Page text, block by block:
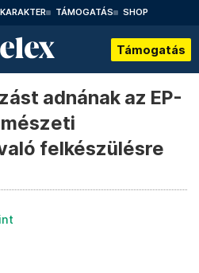
KARAKTER TÁMOGATÁS SHOP
Támogatás
adnának az EP-
felkészülésre